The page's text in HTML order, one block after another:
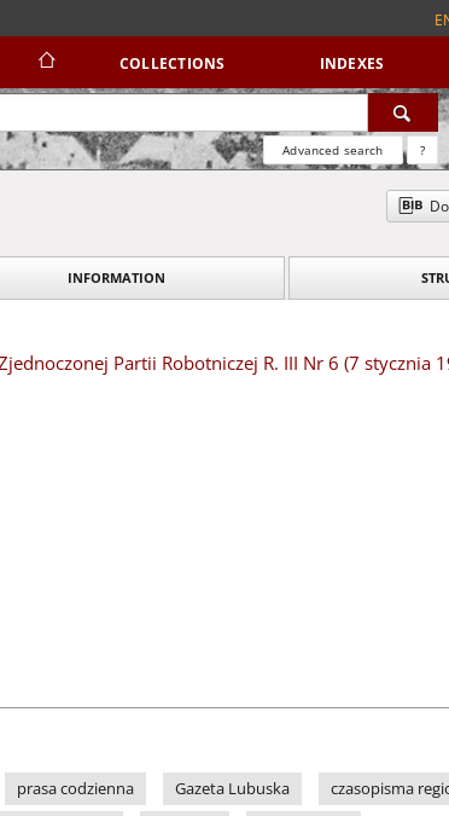
COLLECTIONS INDEXES
Advanced search ?
INFORMATION
Partii Robotniczej R. III Nr 6 (7 stycznia
prasa codzienna Gazeta Lubuska czasopisma